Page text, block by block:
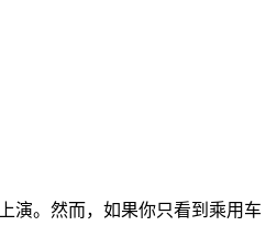
演。然而，如果你只看到乘用车